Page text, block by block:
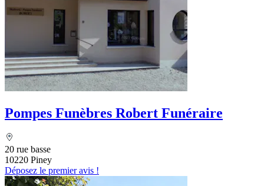
Pompes Funèbres Robert Funéraire
20 rue basse
10220 Piney
Déposez le premier avis !